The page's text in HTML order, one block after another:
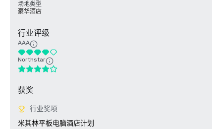
场地类型
豪华酒店
行业评级
AAA
Northstar
获奖
行业奖项
米其林平板电脑酒店计划